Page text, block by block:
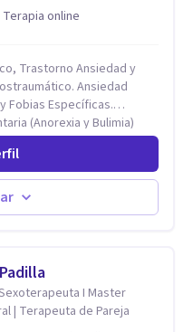
Terapia online
Trastorno Ansiedad y
Ansiedad
Fobias Específicas.
(Anorexia y Bulimia)
Impulsividad,
Trastorno obsesivo
la Depresión (AC)
en riesgo Suicida
Problemas con el
sexual,
paliativos en
I Master
| Terapeuta de Pareja